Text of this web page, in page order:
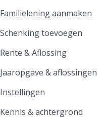
Familielening aanmaken
Schenking toevoegen
Rente & Aflossing
Jaaropgave & aflossingen
Instellingen
Kennis & achtergrond